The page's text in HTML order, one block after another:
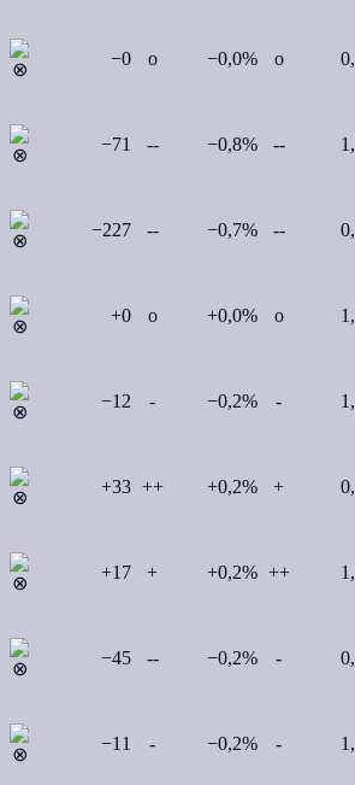
−0 o −0,0% o
−71 -- −0,8% --
−227 -- −0,7% --
+0 o +0,0% o
−12 - −0,2% -
+33 ++ +0,2% +
+17 + +0,2% ++
−45 -- −0,2% -
−11 - −0,2% -